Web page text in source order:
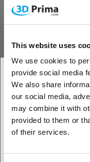
This website uses
We use cookies to
provide social media
We also share
our social media,
may combine it with
provided to them or
of their services.
Plug-and-play setup
Real-Time
The 1080p resolution and
nearby or checking
any potential issues early.
Night Vision for
When the lights go down,
infrared mode using its
detailed images even in
1. Jesteś